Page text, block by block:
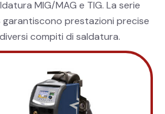
MIG/MAG e TIG. La serie
garantiscono prestazioni precise
compiti di saldatura.